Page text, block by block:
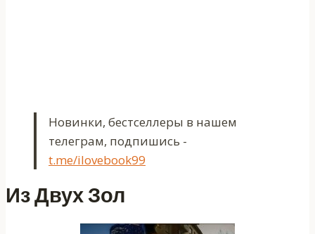
Новинки, бестселлеры в нашем
телеграм, подпишись -
t.me/ilovebook99
Из Двух Зол